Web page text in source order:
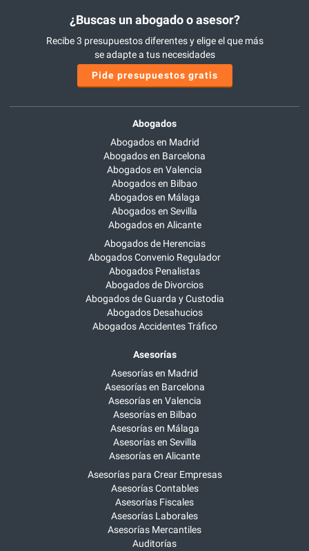
¿Buscas un abogado o asesor?
Recibe 3 presupuestos diferentes y elige el que más
se adapte a tus necesidades
Pide presupuestos gratis
Abogados
Abogados en Madrid
Abogados en Barcelona
Abogados en Valencia
Abogados en Bilbao
Abogados en Málaga
Abogados en Sevilla
Abogados en Alicante
Abogados de Herencias
Abogados Convenio Regulador
Abogados Penalistas
Abogados de Divorcios
Abogados de Guarda y Custodia
Abogados Desahucios
Abogados Accidentes Tráfico
Asesorías
Asesorías en Madrid
Asesorías en Barcelona
Asesorías en Valencia
Asesorías en Bilbao
Asesorías en Málaga
Asesorías en Sevilla
Asesorías en Alicante
Asesorías para Crear Empresas
Asesorías Contables
Asesorías Fiscales
Asesorías Laborales
Asesorías Mercantiles
Auditorías